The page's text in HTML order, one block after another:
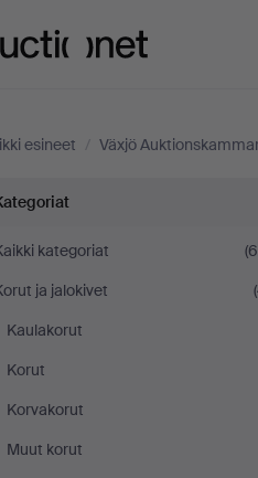
esineet / Växjö
Växjö
kategoriat
ja jalokivet
Kaulakorut
Korut
Korvakorut
Muut korut